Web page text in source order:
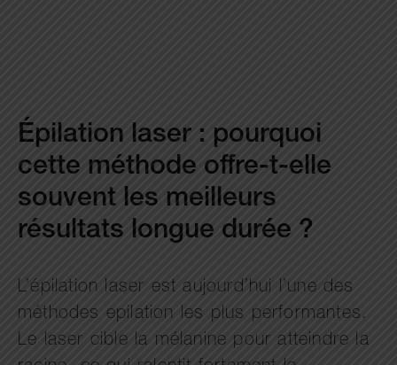
Épilation laser : pourquoi
cette méthode offre-t-elle
souvent les meilleurs
résultats longue durée ?
L’épilation laser est aujourd’hui l’une des
méthodes epilation les plus performantes.
Le laser cible la mélanine pour atteindre la